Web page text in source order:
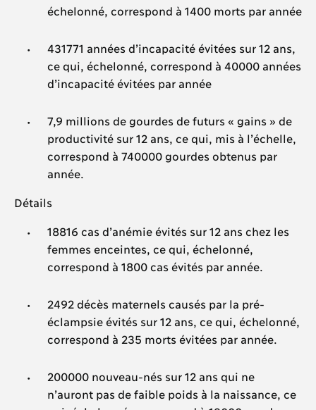
échelonné, correspond à 1400 morts par année
431771 années d’incapacité évitées sur 12 ans,
ce qui, échelonné, correspond à 40000 années
d’incapacité évitées par année
7,9 millions de gourdes de futurs « gains » de
productivité sur 12 ans, ce qui, mis à l’échelle,
correspond à 740000 gourdes obtenus par
année.
Détails
18816 cas d’anémie évités sur 12 ans chez les
femmes enceintes, ce qui, échelonné,
correspond à 1800 cas évités par année.
2492 décès maternels causés par la pré-
éclampsie évités sur 12 ans, ce qui, échelonné,
correspond à 235 morts évitées par année.
200000 nouveau-nés sur 12 ans qui ne
n’auront pas de faible poids à la naissance, ce